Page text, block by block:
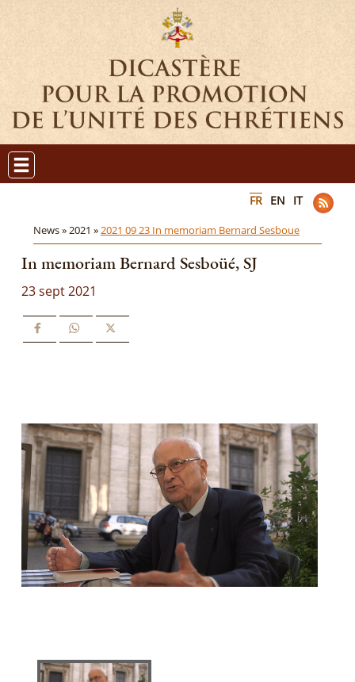
FR EN IT
News »2021 »2021 09 23 In memoriam Bernard Sesboue
In memoriam Bernard Sesboüé, SJ
23 sept 2021